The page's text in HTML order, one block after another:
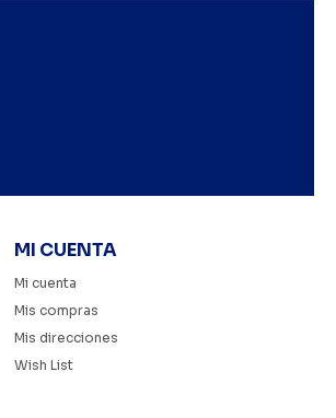
MI CUENTA
Mi cuenta
Mis compras
Mis direcciones
Wish List